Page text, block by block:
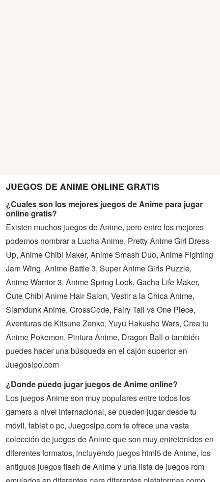
JUEGOS DE ANIME ONLINE GRATIS
¿Cuales son los mejores juegos de Anime para jugar
online gratis?
Existen muchos juegos de Anime, pero entre los mejores
podemos nombrar a Lucha Anime, Pretty Anime Girl Dress
Up, Anime Chibi Maker, Anime Smash Duo, Anime Fighting
Jam Wing, Anime Battle 3, Super Anime Girls Puzzle,
Anime Warrior 3, Anime Spring Look, Gacha Life Maker,
Cute Chibi Anime Hair Salon, Vestir a la Chica Anime,
Slamdunk Anime, CrossCode, Fairy Tail vs One Piece,
Aventuras de Kitsune Zenko, Yuyu Hakusho Wars, Crea tu
Anime Pokemon, Pintura Anime, Dragon Ball o también
puedes hacer una búsqueda en el cajón superior en
Juegosipo.com
¿Donde puedo jugar juegos de Anime online?
Los juegos Anime son muy populares entre todos los
gamers a nivel internacional, se pueden jugar desde tu
móvil, tablet o pc, Juegosipo.com te ofrece una vasta
colección de juegosdeAnimeque son muy entretenidos en
diferentes formatos, incluyendo juegos html5 de Anime, los
antiguos juegos flash de Anime y una lista de juegos rom